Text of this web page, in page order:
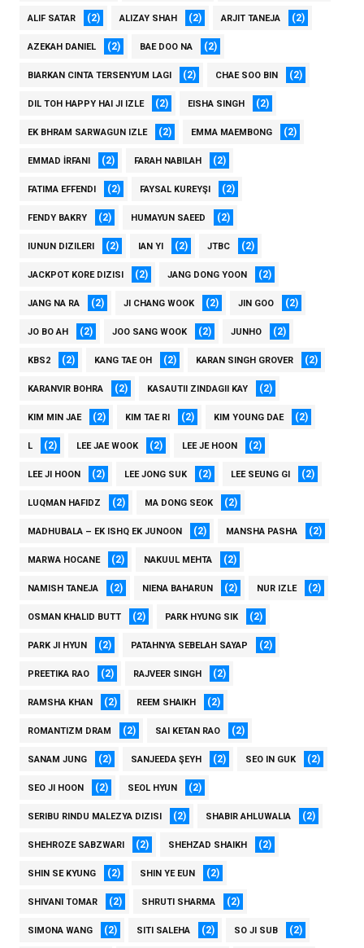
ALIF SATAR (2) ALIZAY SHAH (2) ARJIT TANEJA (2)
AZEKAH DANIEL (2) BAE DOO NA (2)
BIARKAN CINTA TERSENYUM LAGI (2) CHAE SOO BIN (2)
DIL TOH HAPPY HAI JI IZLE (2) EISHA SINGH (2)
EK BHRAM SARWAGUN IZLE (2) EMMA MAEMBONG (2)
EMMAD İRFANI (2) FARAH NABILAH (2)
FATIMA EFFENDI (2) FAYSAL KUREYŞI (2)
FENDY BAKRY (2) HUMAYUN SAEED (2)
IUNUN DIZILERI (2) IAN YI (2) JTBC (2)
JACKPOT KORE DIZISI (2) JANG DONG YOON (2)
JANG NA RA (2) JI CHANG WOOK (2) JIN GOO (2)
JO BO AH (2) JOO SANG WOOK (2) JUNHO (2)
KBS2 (2) KANG TAE OH (2) KARAN SINGH GROVER (2)
KARANVIR BOHRA (2) KASAUTII ZINDAGII KAY (2)
KIM MIN JAE (2) KIM TAE RI (2) KIM YOUNG DAE (2)
L (2) LEE JAE WOOK (2) LEE JE HOON (2)
LEE JI HOON (2) LEE JONG SUK (2) LEE SEUNG GI (2)
LUQMAN HAFIDZ (2) MA DONG SEOK (2)
MADHUBALA – EK ISHQ EK JUNOON (2) MANSHA PASHA (2)
MARWA HOCANE (2) NAKUUL MEHTA (2)
NAMISH TANEJA (2) NIENA BAHARUN (2) NUR IZLE (2)
OSMAN KHALID BUTT (2) PARK HYUNG SIK (2)
PARK JI HYUN (2) PATAHNYA SEBELAH SAYAP (2)
PREETIKA RAO (2) RAJVEER SINGH (2)
RAMSHA KHAN (2) REEM SHAIKH (2)
ROMANTIZM DRAM (2) SAI KETAN RAO (2)
SANAM JUNG (2) SANJEEDA ŞEYH (2) SEO IN GUK (2)
SEO JI HOON (2) SEOL HYUN (2)
SERIBU RINDU MALEZYA DIZISI (2) SHABIR AHLUWALIA (2)
SHEHROZE SABZWARI (2) SHEHZAD SHAIKH (2)
SHIN SE KYUNG (2) SHIN YE EUN (2)
SHIVANI TOMAR (2) SHRUTI SHARMA (2)
SIMONA WANG (2) SITI SALEHA (2) SO JI SUB (2)